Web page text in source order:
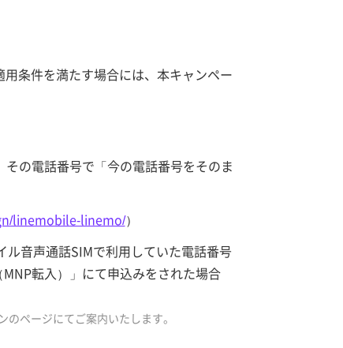
条件を満たす場合には、本キャンペー
の電話番号で「今の電話番号をそのま
linemobile-linemo/）
音声通話SIMで利用していた電話番号
転入）」にて申込みをされた場合
ページにてご案内いたします。